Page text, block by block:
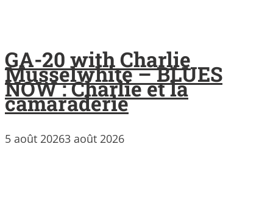
GA-20 with Charlie
Musselwhite – BLUES
NOW : Charlie et la
camaraderie
5 août 20263 août 2026